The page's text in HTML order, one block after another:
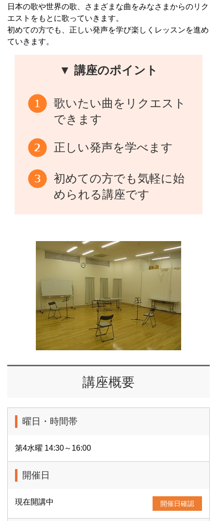
日本の歌や世界の歌、さまざまな曲をみなさまからのリク
エストをもとに歌っていきます。
初めての方でも、正しい発声を学び楽しくレッスンを進め
ていきます。
▼ 講座のポイント
歌いたい曲をリクエスト
できます
正しい発声を学べます
初めての方でも気軽に始
められる講座です
講座概要
曜日・時間帯
第4水曜 14:30～16:00
開催日
現在開講中 開催日確認